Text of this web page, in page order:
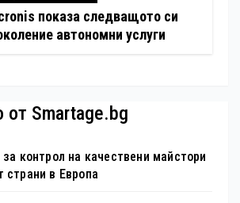
показа следващото си
автономни услуги
от Smartage.bg
контрол на качествени майстори
в Европа